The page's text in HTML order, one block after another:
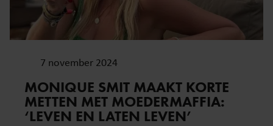
7 november 2024
MONIQUE SMIT MAAKT KORTE
METTEN MET MOEDERMAFFIA:
‘LEVEN EN LATEN LEVEN’